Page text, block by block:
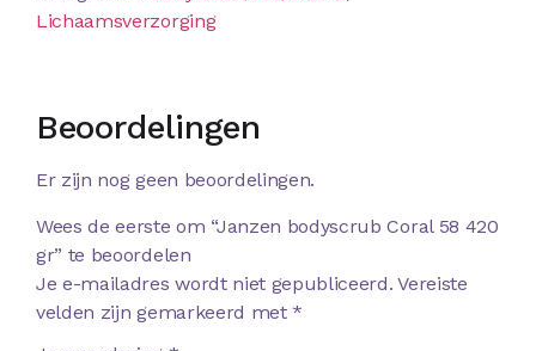
Lichaamsverzorging
Beoordelingen
Er zijn nog geen beoordelingen.
Wees de eerste om “Janzen bodyscrub Coral 58 420
gr” te beoordelen
Je e-mailadres wordt niet gepubliceerd. Vereiste
velden zijn gemarkeerd met*